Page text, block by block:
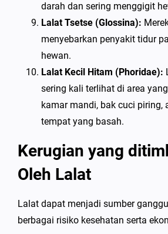
darah dan sering menggigit
Lalat Tsetse (Glossina):
menyebarkan penyakit tidur
hewan.
Lalat Kecil Hitam (Phoridae):
sering kali terlihat di area
kamar mandi, bak cuci piring,
tempat yang basah.
Kerugian yang
Oleh Lalat
Lalat dapat menjadi sumber
berbagai risiko kesehatan serta